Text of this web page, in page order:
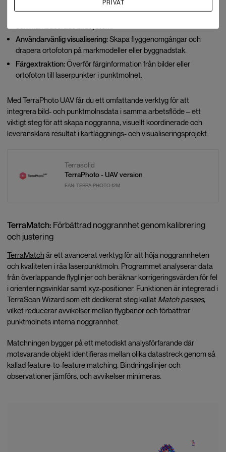
Stöd för flera plattformar:Kan användas med både flygburna
Användarvänlig visualisering:Skapa flyggenomgångar och
drapera ortofoton på markmodeller eller byggnadstak.
Färgextraktion:Överför färginformation från bilder eller
ortofoton till laserpunkter i punktmolnet.
Med TerraPhoto UAV får du ett omfattande verktyg för att
integrera bild- och punktmolnsdata i samma arbetsflöde – ett
viktigt steg för att skapa noggranna, visuellt koordinerade och
leveransklara resultat i kartläggnings- och visualiseringsprojekt.
Terrasolid
TerraPhoto - UAV version
EAN: TERRA-PHOTO-12M
TerraMatch: Förbättrad noggrannhet genom kalibrering
och justering
TerraMatch är ett avancerat verktyg för att höja noggrannheten
och kvaliteten i råa laserpunktmoln. Programmet analyserar data
från överlappande flyglinjer och beräknar korrigeringsvärden för fel
i orienteringsvinklar samt xyz-positioner. Funktionen är integrerad i
TerraScan Wizard som ett dedikerat steg kallat Match passes,
vilket reducerar avvikelser mellan flygbanor och förbättrar
punktmolnets interna noggrannhet.
Matchningen bygger på ett metodiskt analysförfarande där
motsvarande objekt identifieras mellan olika datastreck genom så
kallad feature-to-feature matching. Bindningslinjer och
observationer jämförs, och avvikelser minimeras.
PRIVAT